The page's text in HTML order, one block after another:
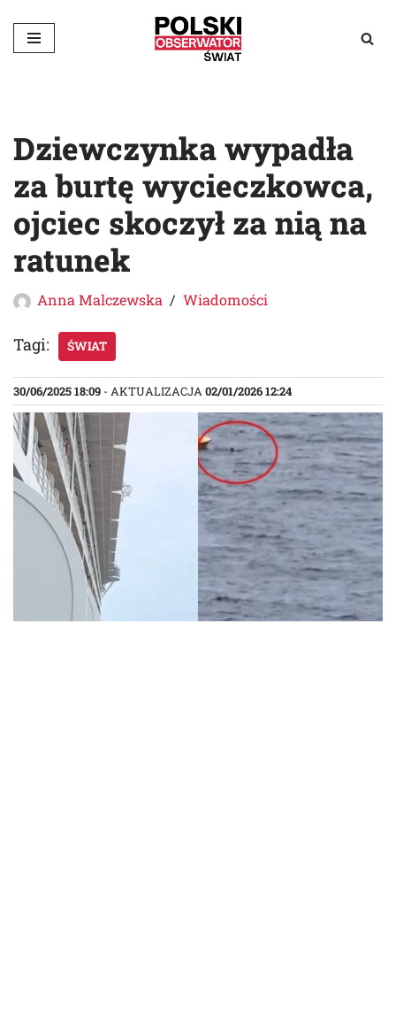
Przejdź
Dziewczynka wypadła
za burtę wycieczkowca,
ojciec skoczył za nią na
ratunek
Anna Malczewska Wiadomości
Tagi: ŚWIAT
30/06/2025 18:09 - AKTUALIZACJA02/01/2026 12:24